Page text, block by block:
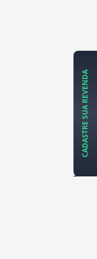
CADASTRE SUA REVENDA